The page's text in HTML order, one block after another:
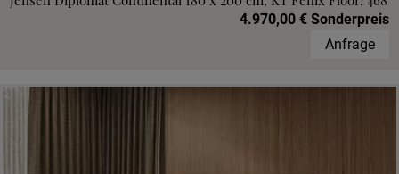
4.970,00 € Sonderpreis
Anfrage